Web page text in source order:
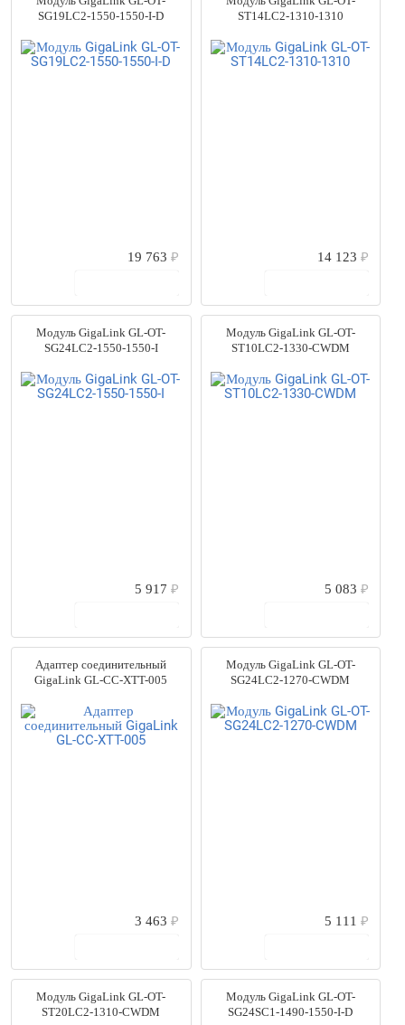
SG19LC2-1550-1550-I-D
19 763₽
ST14LC2-1310-1310
14 123 ₽
Модуль GigaLink GL-OT-
SG24LC2-1550-1550-I
5 917₽
Модуль GigaLink GL-OT-
ST10LC2-1330-CWDM
5 083 ₽
Адаптер соединительный
GigaLink GL-CC-XTT-005
3 463₽
Модуль GigaLink GL-OT-
SG24LC2-1270-CWDM
5 111 ₽
Модуль GigaLink GL-OT-
ST20LC2-1310-CWDM
Модуль GigaLink GL-OT-
SG24SC1-1490-1550-I-D